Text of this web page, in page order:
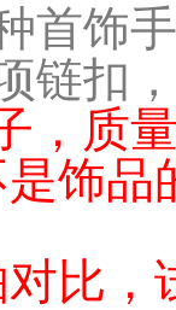
首饰
扣，
，质
饰品
，